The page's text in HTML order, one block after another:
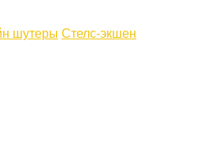
шутеры Стелс-экшен